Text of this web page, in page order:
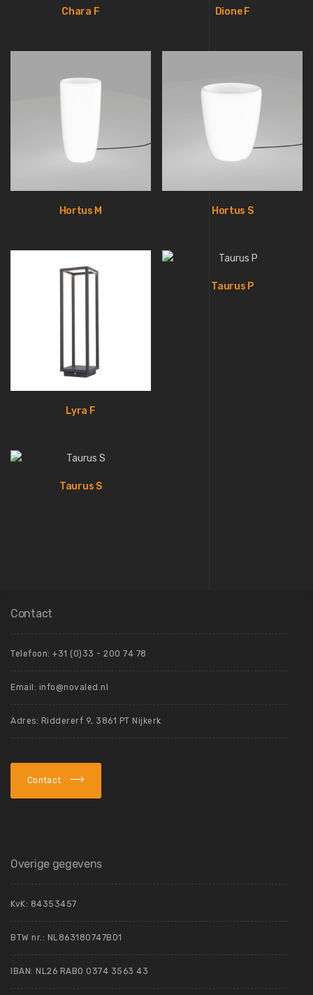
Chara F Dione F
Hortus M Hortus S
Lyra F
Taurus P
Taurus S
Contact
Telefoon: +31 (0)33 - 200 74 78
Email: info@novaled.nl
Adres: Riddererf 9, 3861 PT Nijkerk
Contact
Overige gegevens
KvK: 84353457
BTW nr.: NL863180747B01
IBAN: NL26 RABO 0374 3563 43